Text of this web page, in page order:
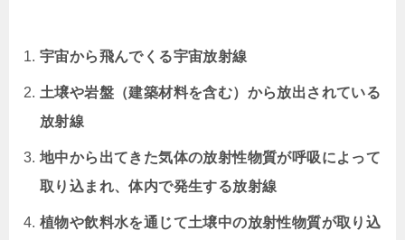
宇宙から飛んでくる宇宙放射線
土壌や岩盤（建築材料を含む）から放出されている
放射線
地中から出てきた気体の放射性物質が呼吸によって
取り込まれ、体内で発生する放射線
植物や飲料水を通じて土壌中の放射性物質が取り込